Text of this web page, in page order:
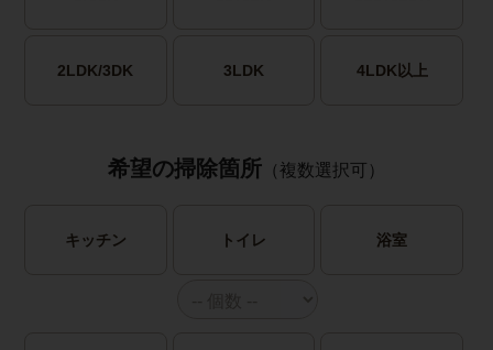
2LDK/3DK 3LDK 4LDK以上
希望の掃除箇所 （複数選択可）
キッチン トイレ 浴室